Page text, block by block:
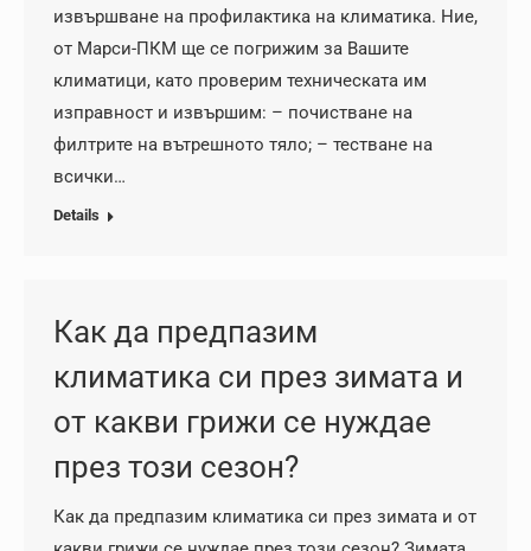
извършване на профилактика на климатика. Ние,
от Марси-ПКМ ще се погрижим за Вашите
климатици, като проверим техническата им
изправност и извършим: – почистване на
филтрите на вътрешното тяло; – тестване на
всички…
Details
Как да предпазим
климатика си през зимата и
от какви грижи се нуждае
през този сезон?
Как да предпазим климатика си през зимата и от